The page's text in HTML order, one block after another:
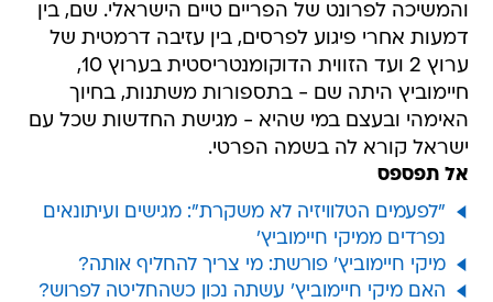
והמשיכה לפרונט של הפריים טיים הישראלי. שם, בין
דמעות אחרי פיגוע לפרסים, בין עזיבה דרמטית של
ערוץ 2 ועד הזווית הדוקומנטריסטית בערוץ 10,
חיימוביץ היתה שם - בתספורות משתנות, בחיוך
האימהי ובעצם במי שהיא - מגישת החדשות שכל עם
ישראל קורא לה בשמה הפרטי.
אל תפספס
"לפעמים הטלוויזיה לא משקרת": מגישים ועיתונאים
נפרדים ממיקי חיימוביץ'
מיקי חיימוביץ' פורשת: מי צריך להחליף אותה?
האם מיקי חיימוביץ' עשתה נכון כשהחליטה לפרוש?